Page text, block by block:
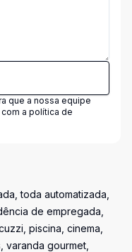
que a nossa equipe
a política de
toda automatizada,
de empregada,
piscina, cinema,
varanda gourmet,